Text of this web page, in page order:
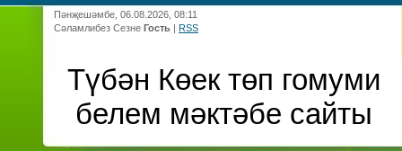
Пәнҗешәмбе, 06.08.2026, 08:11
Сәламлибез Сезне Гость | RSS
Түбән Көек төп гомуми
белем мәктәбе сайты